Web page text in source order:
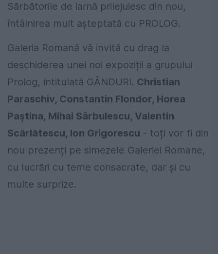
Sărbătorile de iarnă prilejuiesc din nou,
întâlnirea mult așteptată cu PROLOG.
Galeria Romană vă invită cu drag la
deschiderea unei noi expoziții a grupului
Prolog, intitulată GÂNDURI. Christian
Paraschiv, Constantin Flondor, Horea
Paștina, Mihai Sârbulescu, Valentin
Scărlătescu, Ion Grigorescu - toți vor fi din
nou prezenți pe simezele Galeriei Romane,
cu lucrări cu teme consacrate, dar și cu
multe surprize.